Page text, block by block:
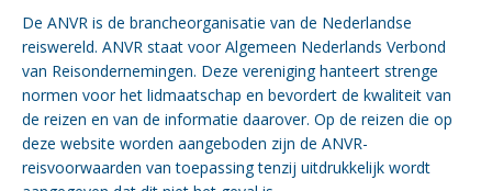
De ANVR is de brancheorganisatie van de Nederlandse
reiswereld. ANVR staat voor Algemeen Nederlands Verbond
van Reisondernemingen. Deze vereniging hanteert strenge
normen voor het lidmaatschap en bevordert de kwaliteit van
de reizen en van de informatie daarover. Op de reizen die op
deze website worden aangeboden zijn de ANVR-
reisvoorwaarden van toepassing tenzij uitdrukkelijk wordt